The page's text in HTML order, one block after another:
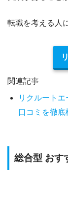
転職を考える人
関連記事
リクルート
口コミを徹底
総合型 おす